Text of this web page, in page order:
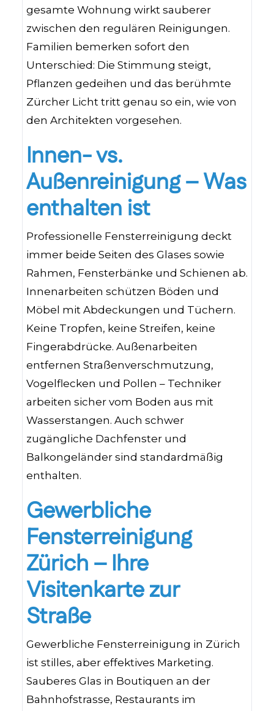
gesamte Wohnung wirkt sauberer
zwischen den regulären Reinigungen.
Familien bemerken sofort den
Unterschied: Die Stimmung steigt,
Pflanzen gedeihen und das berühmte
Zürcher Licht tritt genau so ein, wie von
den Architekten vorgesehen.
Innen- vs.
Außenreinigung – Was
enthalten ist
Professionelle Fensterreinigung deckt
immer beide Seiten des Glases sowie
Rahmen, Fensterbänke und Schienen ab.
Innenarbeiten schützen Böden und
Möbel mit Abdeckungen und Tüchern.
Keine Tropfen, keine Streifen, keine
Fingerabdrücke. Außenarbeiten
entfernen Straßenverschmutzung,
Vogelflecken und Pollen – Techniker
arbeiten sicher vom Boden aus mit
Wasserstangen. Auch schwer
zugängliche Dachfenster und
Balkongeländer sind standardmäßig
enthalten.
Gewerbliche
Fensterreinigung
Zürich – Ihre
Visitenkarte zur
Straße
Gewerbliche Fensterreinigung in Zürich
ist stilles, aber effektives Marketing.
Sauberes Glas in Boutiquen an der
Bahnhofstrasse, Restaurants im